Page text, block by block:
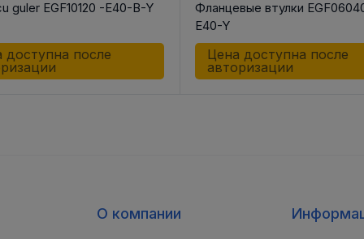
guler EGF10120 -E40-B-Y
доступна после
Фланцевые втулки
E40-Y
Цена доступна после
авторизации
О компании